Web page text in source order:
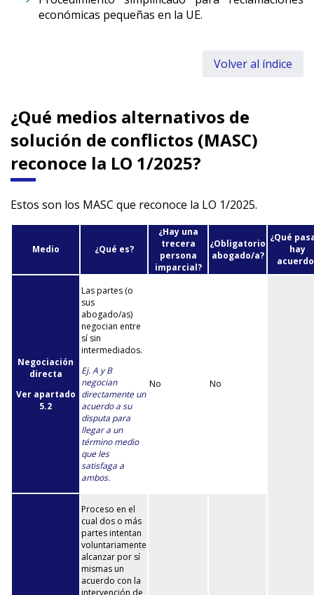
económicas pequeñas en la UE.
Volver al índice
¿Qué medios alternativos de
solución de conflictos (MASC)
reconoce la LO 1/2025?
Estos son los MASC que reconoce la LO 1/2025.
Medio ¿Qué es?
¿Hay una
trecera
persona
imparcial?
¿Obligatorio
abogado/a?
¿Qué
hay
Negociación
directa
Ver apartado
5.2
Las partes (o
sus
abogado/as)
negocian entre
sí sin
intermediados.
Ej. A y B
negocian
directamente un
acuerdo a su
disputa para
llegar a un
término medio
que les
satisfaga a
ambos.
No No
Proceso en el
cual dos o más
partes intentan
voluntariamente
alcanzar por sí
mismas un
acuerdo con la
intervención de